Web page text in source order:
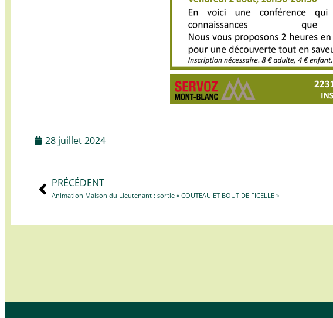
28 juillet 2024
PRÉCÉDENT
Animation Maison du Lieutenant : sortie « COUTEAU ET BOUT DE FICELLE »